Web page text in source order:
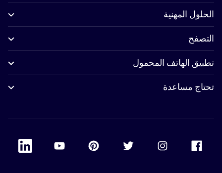
الحلول المهنية
التصفح
تطبيق الهاتف المحمول
تحتاج مساعدة
Accor Youtube
Linkedin